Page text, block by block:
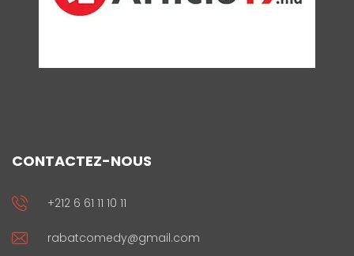
CONTACTEZ-NOUS
+212 6 61 11 10 11
rabatcomedy@gmail.com